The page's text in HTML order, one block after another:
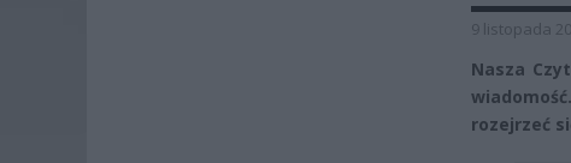
9 listopada
Nasza
rozejrzeć